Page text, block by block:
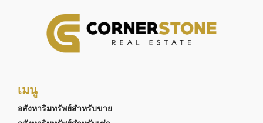
เมนู
อสังหาริมทรัพย์สำหรับขาย